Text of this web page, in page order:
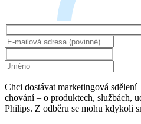
Chci dostávat marketingová sdělení
chování – o produktech, službách,
Philips. Z odběru se mohu kdykoli